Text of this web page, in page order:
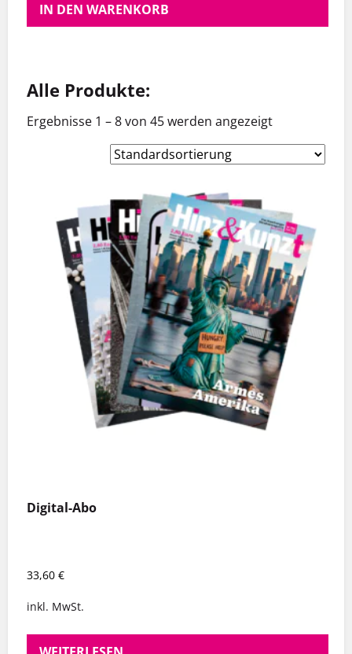
IN DEN WARENKORB
Alle Produkte:
Ergebnisse 1 – 8 von 45 werden angezeigt
Digital-Abo
33,60 €
inkl. MwSt.